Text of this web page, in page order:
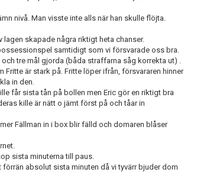
nivå. Man visste inte alls när han skulle flöjta.
lagen skapade några riktigt heta chanser.
samtidigt som vi försvarade oss bra.
tre mål gjorda (båda straffarna såg korrekta ut) .
är stark på. Fritte löper ifrån, försvararen hinner
in den.
får sista tån på bollen men Eric gör en riktigt bra
kille är nätt o jämt först på och tåar in
Fällman in i box blir fälld och domaren blåser
sista minuterna till paus.
absolut sista minuten då vi tyvärr bjuder dom